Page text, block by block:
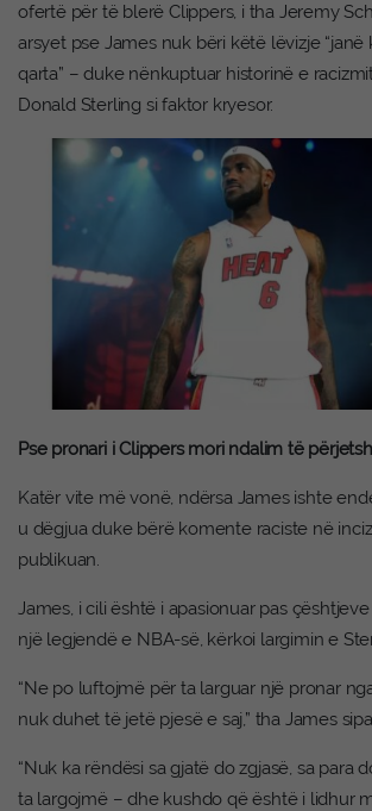
ofertë për të blerë Clippers, i tha Jeremy
arsyet pse James nuk bëri këtë lëvizje “janë
qarta” – duke nënkuptuar historinë e
Donald Sterling si faktor kryesor.
Pse pronari i Clippers mori ndalim të
Katër vite më vonë, ndërsa James ishte
u dëgjua duke bërë komente raciste në
publikuan.
James, i cili është i apasionuar pas
një legjendë e NBA-së, kërkoi largimin e
“Ne po luftojmë për ta larguar një pronar
nuk duhet të jetë pjesë e saj,” tha James
“Nuk ka rëndësi sa gjatë do zgjasë, sa para
ta largojmë – dhe kushdo që është i lidhur